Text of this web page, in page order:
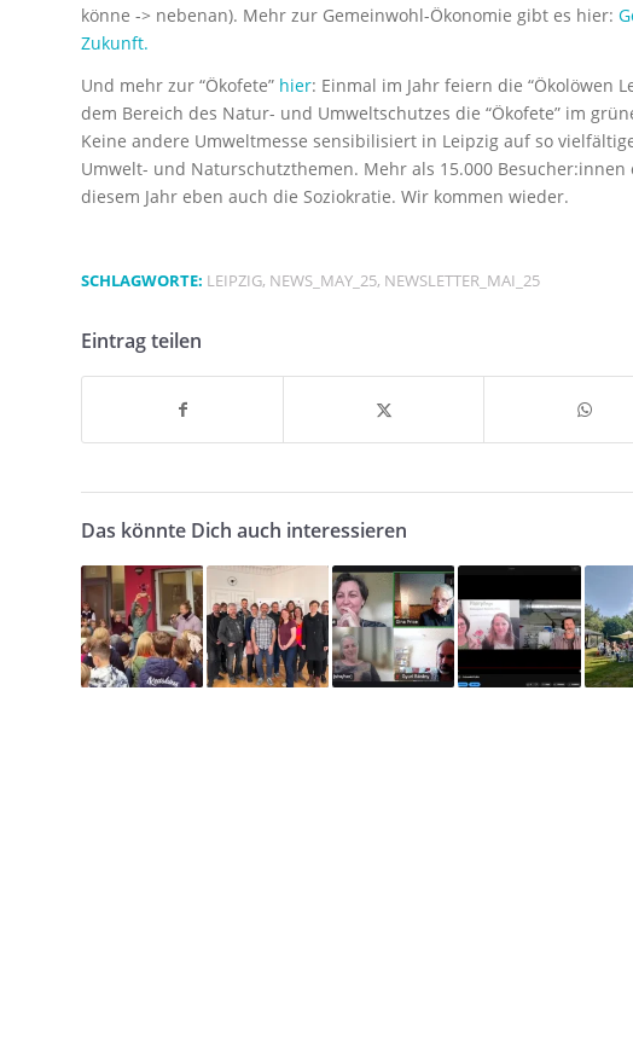
könne -> nebenan). Mehr zur Gemeinwohl-Ökonomie gibt es hier:
Zukunft.
Und mehr zur “Ökofete” hier: Einmal im Jahr feiern die “Ökolöwen
dem Bereich des Natur- und Umweltschutzes die “Ökofete” im
Keine andere Umweltmesse sensibilisiert in Leipzig auf so
Umwelt- und Naturschutzthemen. Mehr als 15.000
diesem Jahr eben auch die Soziokratie. Wir kommen wieder.
SCHLAGWORTE: LEIPZIG, NEWS_MAY_25, NEWSLETTER_MAI_25
Eintrag teilen
Das könnte Dich auch interessieren